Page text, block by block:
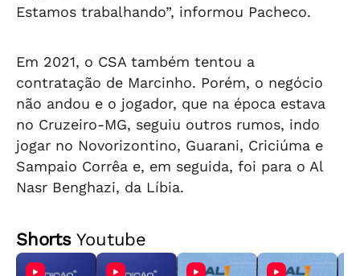
Estamos trabalhando”, informou Pacheco.
Em 2021, o CSA também tentou a
contratação de Marcinho. Porém, o negócio
não andou e o jogador, que na época estava
no Cruzeiro-MG, seguiu outros rumos, indo
jogar no Novorizontino, Guarani, Criciúma e
Sampaio Corrêa e, em seguida, foi para o Al
Nasr Benghazi, da Líbia.
ShortsYoutube